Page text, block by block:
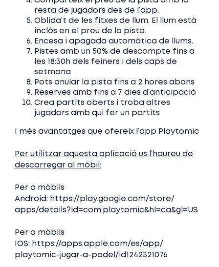
resta de jugadors des de l’app.
Oblida’t de les fitxes de llum. El llum està
inclòs en el preu de la pista.
Encesa i apagada automàtica de llums.
Pistes amb un 50% de descompte fins a
les 18:30h dels feiners i dels caps de
setmana
Pots anular la pista fins a 2 hores abans
Reserves amb fins a 7 dies d’anticipació
Crea partits oberts i troba altres
jugadors amb qui fer un partits
I més avantatges que ofereix l’app Playtomic
Per utilitzar aquesta aplicació us l’haureu de
descarregar al mòbil:
Per a mòbils
Android: https://play.google.com/store/
apps/details?id=com.playtomic&hl=ca&gl=US
Per a mòbils
IOS: https://apps.apple.com/es/app/
playtomic-jugar-a-padel/id1242321076